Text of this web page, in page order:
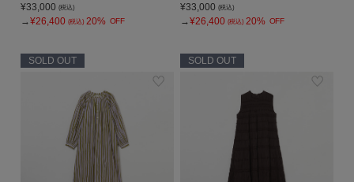
¥33,000 (税込)
→¥26,400 (税込) 20% OFF
¥33,000 (税込)
→¥26,400 (税込) 20% OFF
SOLD OUT SOLD OUT